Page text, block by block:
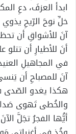
ابدأ العزفَ، دعِ
خلِّ نوحَ الرّيحِ يذوي
آنَ للأشواقِ أن
أنَ للأطيارِ أن
في المجاهيلِ
آنَ للمصباحِ أن
هكذا يغدو الصّدى
والخُطى تَهوى
أيُّها الفجرُ تجَلَّ